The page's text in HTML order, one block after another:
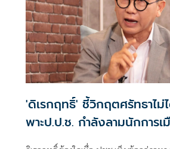
'ดิเรกฤทธิ์' ชี้วิกฤตศรัทธาไม่
พาะป.ป.ช. กำลังลามนักการ
ทางการเมืองหลายแห่ง